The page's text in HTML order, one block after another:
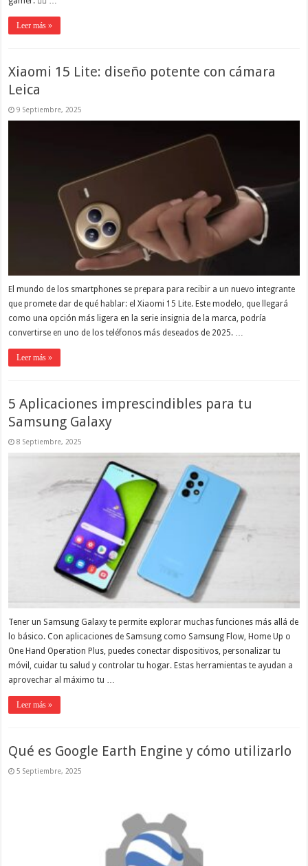
Leer más »
Xiaomi 15 Lite: diseño potente con cámara
Leica
9 Septiembre, 2025
El mundo de los smartphones se prepara para recibir a un nuevo integrante
que promete dar de qué hablar: el Xiaomi 15 Lite. Este modelo, que llegará
como una opción más ligera en la serie insignia de la marca, podría
convertirse en uno de los teléfonos más deseados de 2025. …
Leer más »
5 Aplicaciones imprescindibles para tu
Samsung Galaxy
8 Septiembre, 2025
Tener un Samsung Galaxy te permite explorar muchas funciones más allá de
lo básico. Con aplicaciones de Samsung como Samsung Flow, Home Up o
One Hand Operation Plus, puedes conectar dispositivos, personalizar tu
móvil, cuidar tu salud y controlar tu hogar. Estas herramientas te ayudan a
aprovechar al máximo tu …
Leer más »
Qué es Google Earth Engine y cómo utilizarlo
5 Septiembre, 2025